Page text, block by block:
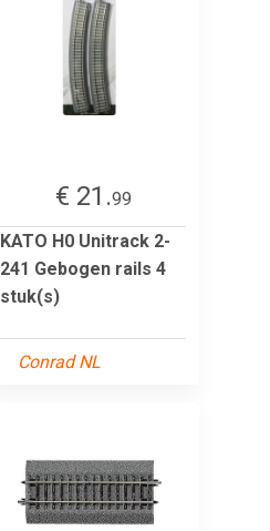
€ 21.99
KATO H0 Unitrack 2-
241 Gebogen rails 4
stuk(s)
Conrad NL